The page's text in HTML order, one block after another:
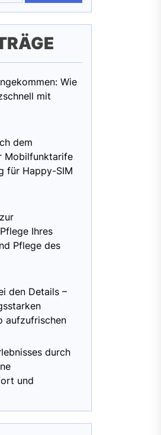
Wie
mit
dem
Mobilfunktarife
für Happy-SIM
Ihres
Pflege des
den Details –
aufzufrischen
durch
und